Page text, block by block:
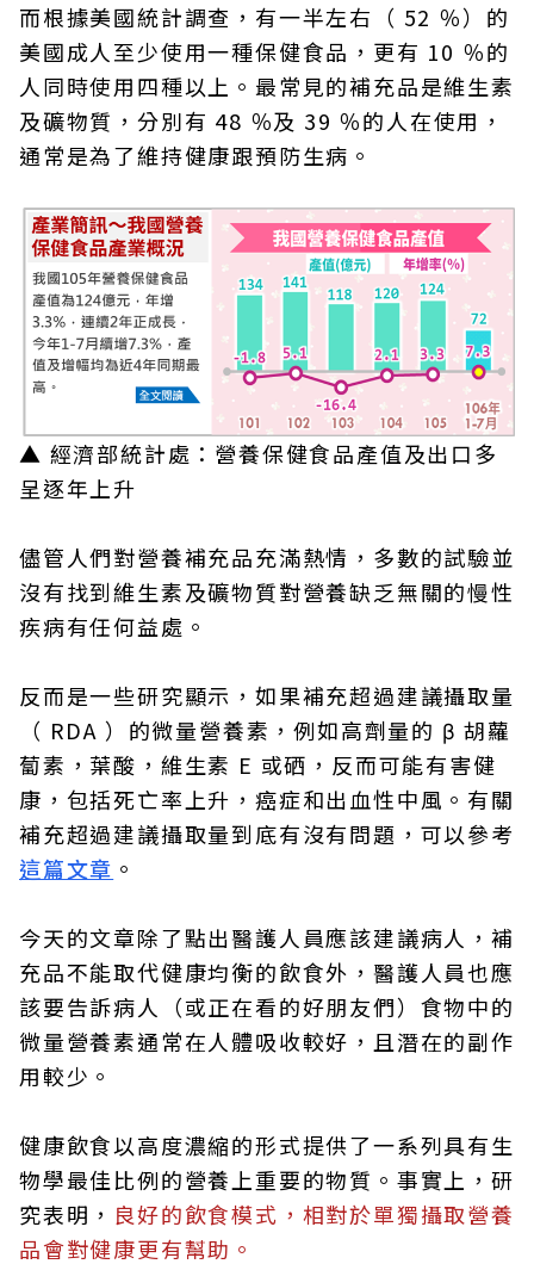
而根據美國統計調查，有一半左右（ 52 ％）的
美國成人至少使用一種保健食品，更有 10 ％的
人同時使用四種以上。最常見的補充品是維生素
及礦物質，分別有 48 ％及 39 ％的人在使用，
通常是為了維持健康跟預防生病。
▲ 經濟部統計處：營養保健食品產值及出口多
呈逐年上升
儘管人們對營養補充品充滿熱情，多數的試驗並
沒有找到維生素及礦物質對營養缺乏無關的慢性
疾病有任何益處。
反而是一些研究顯示，如果補充超過建議攝取量
（ RDA ）的微量營養素，例如高劑量的 β 胡蘿
蔔素，葉酸，維生素 E 或硒，反而可能有害健
康，包括死亡率上升，癌症和出血性中風。有關
補充超過建議攝取量到底有沒有問題，可以參考
這篇文章 。
今天的文章除了點出醫護人員應該建議病人，補
充品不能取代健康均衡的飲食外，醫護人員也應
該要告訴病人（或正在看的好朋友們）食物中的
微量營養素通常在人體吸收較好，且潛在的副作
用較少。
健康飲食以高度濃縮的形式提供了一系列具有生
物學最佳比例的營養上重要的物質。事實上，研
究表明， 良好的飲食模式，相對於單獨攝取營養
品會對健康更有幫助。